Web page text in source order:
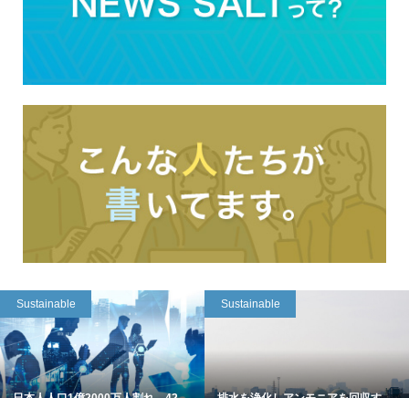
Sustainable Sustainable